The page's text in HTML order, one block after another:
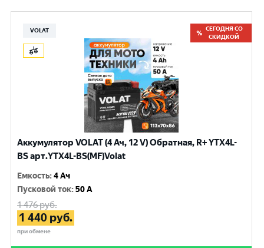
VOLAT
СЕГОДНЯ СО
СКИДКОЙ
Аккумулятор VOLAT (4 Ач, 12 V) Обратная, R+ YTX4L-
BS арт.YTX4L-BS(MF)Volat
Емкость:4 Ач
Пусковой ток:50 A
1 476руб.
1 440 руб.
при обмене